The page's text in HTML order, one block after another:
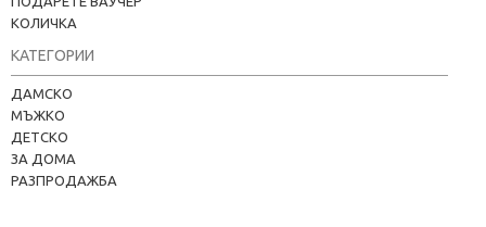
КОЛИЧКА
КАТЕГОРИИ
ДАМСКО
МЪЖКО
ДЕТСКО
ЗА ДОМА
РАЗПРОДАЖБА
Kapere.com